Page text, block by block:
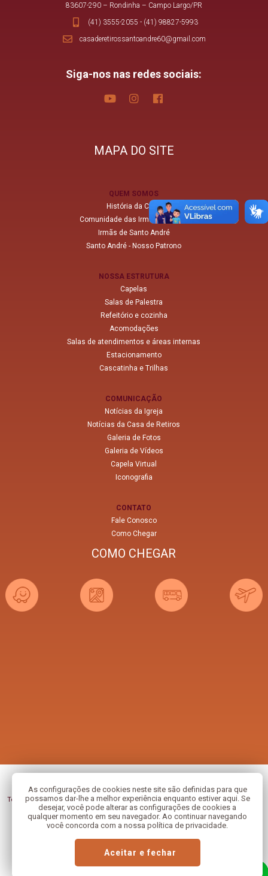
As configurações de cookies neste site são definidas para que
possamos dar-lhe a melhor experiência enquanto estiver aqui. Se
desejar, você pode alterar as configurações de cookies a
qualquer momento em seu navegador. Ao continuar navegando
você concorda com a nossa política de privacidade.
Aceitar e fechar
83607-290 – Rondinha – Campo Largo/PR
(41) 3555-2055 - (41) 98827-5993
casaderetirossantoandre60@gmail.com
Siga-nos nas redes sociais:
MAPA DO SITE
QUEM SOMOS
História da Casa
Comunidade das Irmãs do Brasil
Irmãs de Santo André
Santo André - Nosso Patrono
NOSSA ESTRUTURA
Capelas
Salas de Palestra
Refeitório e cozinha
Acomodações
Salas de atendimentos e áreas internas
Estacionamento
Cascatinha e Trilhas
COMUNICAÇÃO
Notícias da Igreja
Notícias da Casa de Retiros
Galeria de Fotos
Galeria de Vídeos
Capela Virtual
Iconografia
CONTATO
Fale Conosco
Como Chegar
COMO CHEGAR
Copyright © 2026 - Congregação das Religiosas de Santo André .
Todos os direitos reservados, navegando no site você aceita a nossapolítica de
privacidade.
Desenvolvido com por